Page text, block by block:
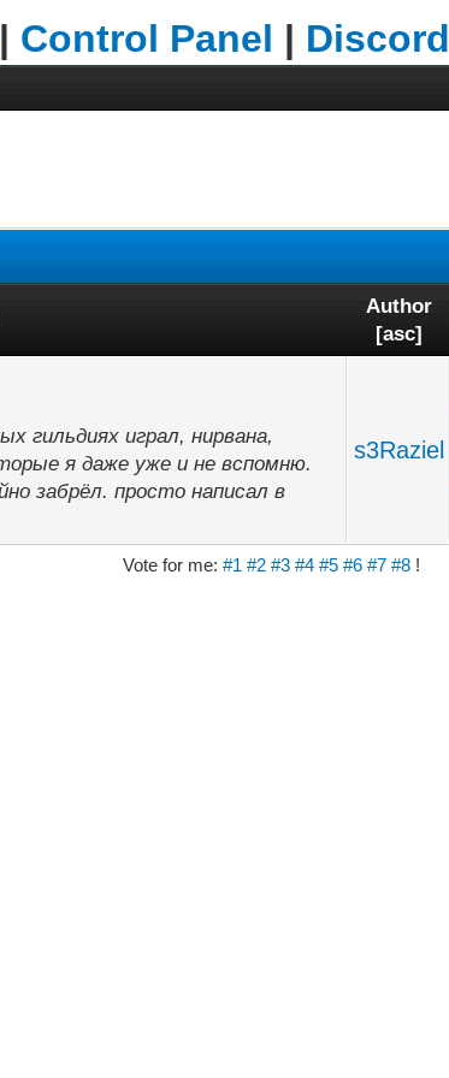
| Control Panel | Discord
Author
[asc]
гильдиях играл, нирвана,
я даже уже и не вспомню.
забрёл. просто написал в
s3Raziel
Vote for me:#1#2#3#4 #5#6#7#8 !